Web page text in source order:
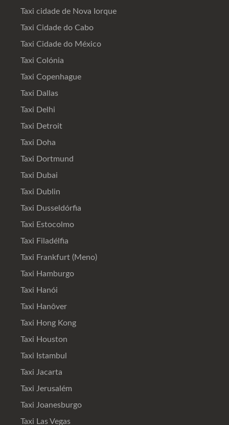
Taxi cidade de Nova Iorque
Taxi Cidade do Cabo
Taxi Cidade do México
Taxi Colónia
Taxi Copenhague
Taxi Dallas
Taxi Delhi
Taxi Detroit
Taxi Doha
Taxi Dortmund
Taxi Dubai
Taxi Dublin
Taxi Dusseldórfia
Taxi Estocolmo
Taxi Filadélfia
Taxi Frankfurt (Meno)
Taxi Hamburgo
Taxi Hanói
Taxi Hanôver
Taxi Hong Kong
Taxi Houston
Taxi Istambul
Taxi Jacarta
Taxi Jerusalém
Taxi Joanesburgo
Taxi Las Vegas